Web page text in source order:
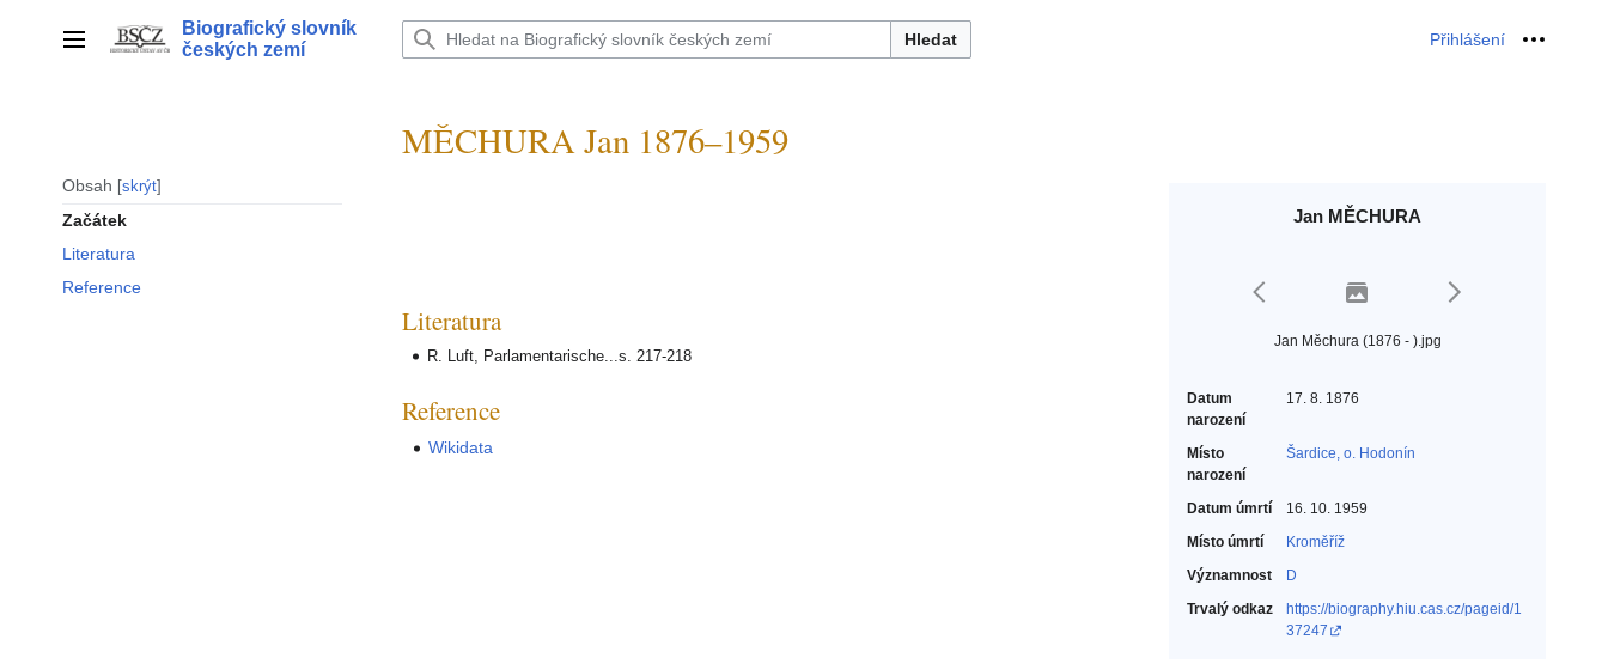
Hlavní menu
Biografický slovník
českých zemí
Hledat Přihlášení Osobní
Obsah skrýt
Začátek
Literatura
Reference
MĚCHURA Jan 1876–1959
Jan MĚCHURA
Jan Měchura (1876 - ).jpg
Datum
narození
17. 8. 1876
Místo
narození
Šardice, o. Hodonín
Datum úmrtí
16. 10. 1959
Místo úmrtí
Kroměříž
Významnost
D
Trvalý odkaz
https://biography.hiu.cas.cz/pageid/1
37247
Literatura
R. Luft, Parlamentarische...s. 217-218
Reference
Wikidata